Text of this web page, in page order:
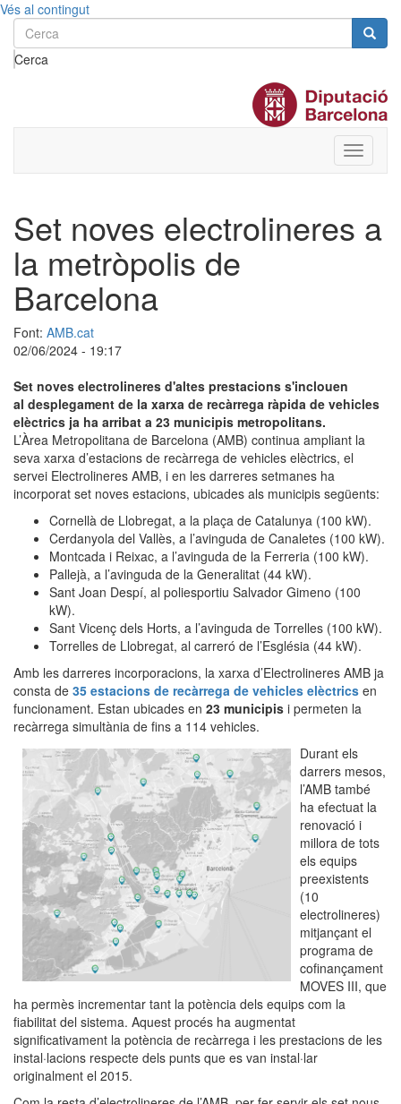
Vés al contingut
Cerca
Toggle
menu
Set noves electrolineres a
la metròpolis de
Barcelona
Font: AMB.cat
02/06/2024 - 19:17
Set noves electrolineres d'altes prestacions s'inclouen
al desplegament de la xarxa de recàrrega ràpida de vehicles
elèctrics ja ha arribat a 23 municipis metropolitans.
L’Àrea Metropolitana de Barcelona (AMB) continua ampliant la
seva xarxa d’estacions de recàrrega de vehicles elèctrics, el
servei Electrolineres AMB, i en les darreres setmanes ha
incorporat set noves estacions, ubicades als municipis següents:
Cornellà de Llobregat, a la plaça de Catalunya (100 kW).
Cerdanyola del Vallès, a l’avinguda de Canaletes (100 kW).
Montcada i Reixac, a l’avinguda de la Ferreria (100 kW).
Pallejà, a l’avinguda de la Generalitat (44 kW).
Sant Joan Despí, al poliesportiu Salvador Gimeno (100
kW).
Sant Vicenç dels Horts, a l’avinguda de Torrelles (100 kW).
Torrelles de Llobregat, al carreró de l’Església (44 kW).
Amb les darreres incorporacions, la xarxa d’Electrolineres AMB ja
consta de 35 estacions de recàrrega de vehicles elèctrics en
funcionament. Estan ubicades en 23 municipis i permeten la
recàrrega simultània de fins a 114 vehicles.
Durant els
darrers mesos,
l’AMB també
ha efectuat la
renovació i
millora de tots
els equips
preexistents
(10
electrolineres)
mitjançant el
programa de
cofinançament
MOVES III, que
ha permès incrementar tant la potència dels equips com la
fiabilitat del sistema. Aquest procés ha augmentat
significativament la potència de recàrrega i les prestacions de les
instal·lacions respecte dels punts que es van instal·lar
originalment el 2015.